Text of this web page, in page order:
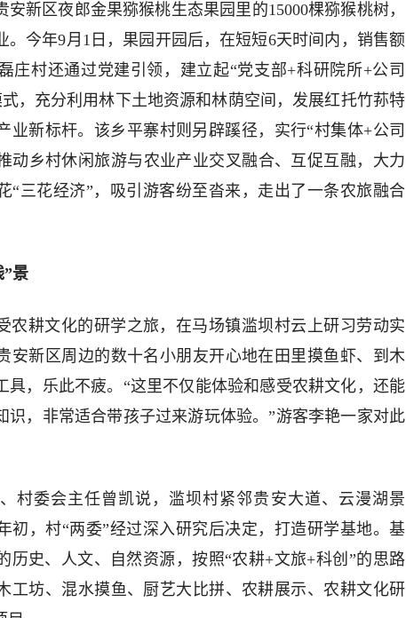
新区夜郎金果猕猴桃生态果园里的15000棵猕猴桃树，
。今年9月1日，果园开园后，在短短6天时间内，销售额
庄村还通过党建引领，建立起“党支部+科研院所+公司
，充分利用林下土地资源和林荫空间，发展红托竹荪特
业新标杆。该乡平寨村则另辟蹊径，实行“村集体+公司
动乡村休闲旅游与农业产业交叉融合、互促互融，大力
“三花经济”，吸引游客纷至沓来，走出了一条农旅融合
”景
农耕文化的研学之旅，在马场镇滥坝村云上研习劳动实
安新区周边的数十名小朋友开心地在田里摸鱼虾、到木
具，乐此不疲。“这里不仅能体验和感受农耕文化，还能
识，非常适合带孩子过来游玩体验。”游客李艳一家对此
村委会主任曾凯说，滥坝村紧邻贵安大道、云漫湖景
初，村“两委”经过深入研究后决定，打造研学基地。基
历史、人文、自然资源，按照“农耕+文旅+科创”的思路
工坊、混水摸鱼、厨艺大比拼、农耕展示、农耕文化研